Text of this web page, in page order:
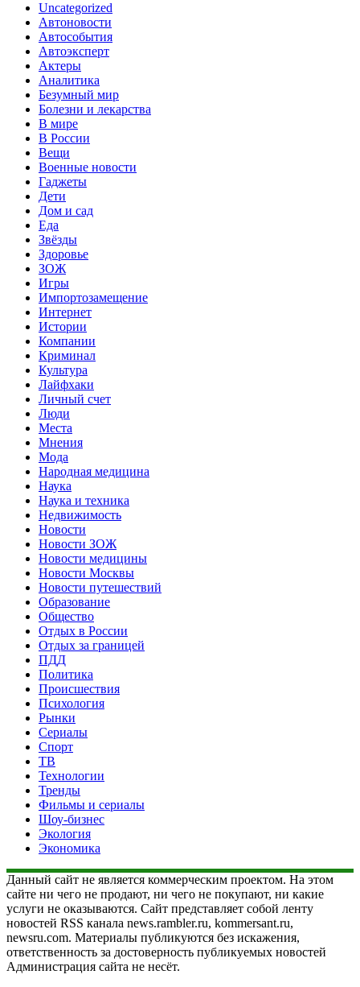
Uncategorized
Автоновости
Автособытия
Автоэксперт
Актеры
Аналитика
Безумный мир
Болезни и лекарства
В мире
В России
Вещи
Военные новости
Гаджеты
Дети
Дом и сад
Еда
Звёзды
Здоровье
ЗОЖ
Игры
Импортозамещение
Интернет
Истории
Компании
Криминал
Культура
Лайфхаки
Личный счет
Люди
Места
Мнения
Мода
Народная медицина
Наука
Наука и техника
Недвижимость
Новости
Новости ЗОЖ
Новости медицины
Новости Москвы
Новости путешествий
Образование
Общество
Отдых в России
Отдых за границей
ПДД
Политика
Происшествия
Психология
Рынки
Сериалы
Спорт
ТВ
Технологии
Тренды
Фильмы и сериалы
Шоу-бизнес
Экология
Экономика
Данный сайт не является коммерческим проектом. На этом
сайте ни чего не продают, ни чего не покупают, ни какие
услуги не оказываются. Сайт представляет собой ленту
новостей RSS канала news.rambler.ru, kommersant.ru,
newsru.com. Материалы публикуются без искажения,
ответственность за достоверность публикуемых новостей
Администрация сайта не несёт.